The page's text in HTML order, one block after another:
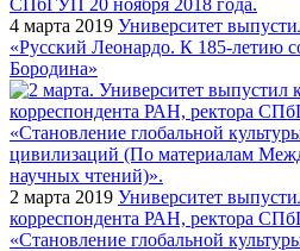
4 марта 2019 Университет
«Русский Леонардо. К 185-летию
Бородина»
2 марта 2019 Университет
корреспондента РАН, ректора
«Становление глобальной